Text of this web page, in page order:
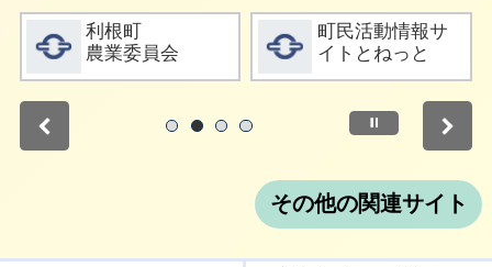
詳細をみる
利根町
農業委員会
詳細をみる
町民活動情報サ
イトとねっと
停止
その他の関連サイト